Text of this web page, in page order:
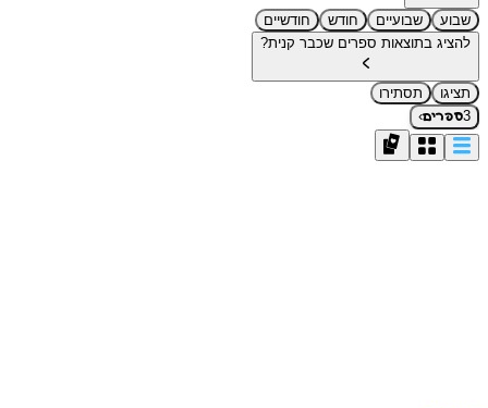
שבוע שבועיים חודש
חודשיים
להציג בתוצאות ספרים שכבר קנית?
תציגו
תסתירו
3ספרים›